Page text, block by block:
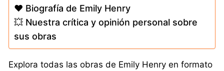
❤️ Biografía de Emily Henry
💥 Nuestra crítica y opinión personal sobre
sus obras
Explora todas las obras de Emily Henry en formato